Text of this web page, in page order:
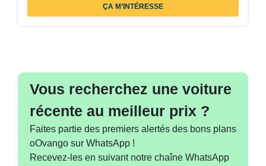
ÇA M’INTÉRESSE
Vous recherchez une voiture
récente au meilleur prix ?
Faites partie des premiers alertés des bons plans
oOvango sur WhatsApp !
Recevez-les en suivant notre chaîne WhatsApp